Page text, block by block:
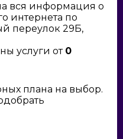
вся информация о
интернета по
переулок 29Б,
услуги от 0
плана на выбор.